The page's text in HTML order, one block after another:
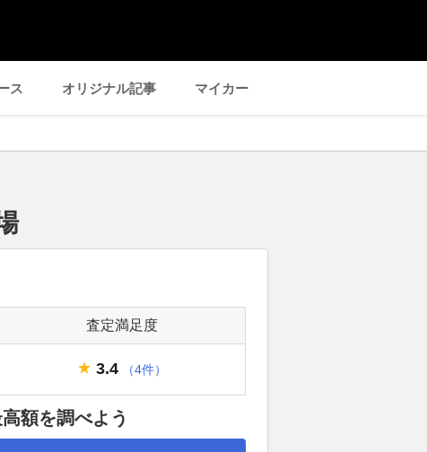
ス オリジナル記事 マイカー
査定満足度
3.4 （4件）
額を調べよう